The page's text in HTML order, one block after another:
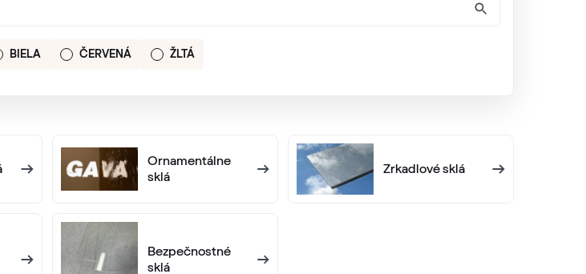
BIELA ČERVENÁ ŽLTÁ
Ornamentálne
sklá
Zrkadlové sklá
Bezpečnostné
sklá